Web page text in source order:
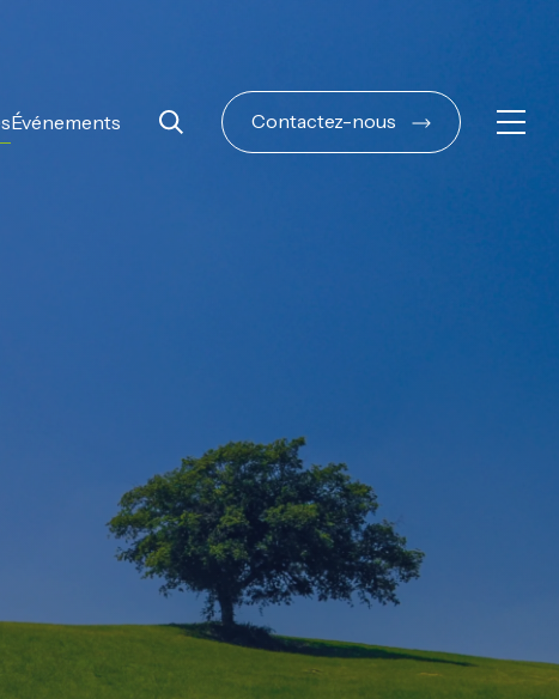
Événements
Rechercher
Contactez-nous